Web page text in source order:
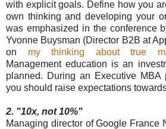
with explicit goals. Define how you
own thinking and developing your
was emphasized in the conference
Yvonne Buysman (Director B2B at
on my thinking about true
Management education is an
planned. During an Executive MBA
you should raise expectations
2. "10x, not 10%"
Managing director of Google France